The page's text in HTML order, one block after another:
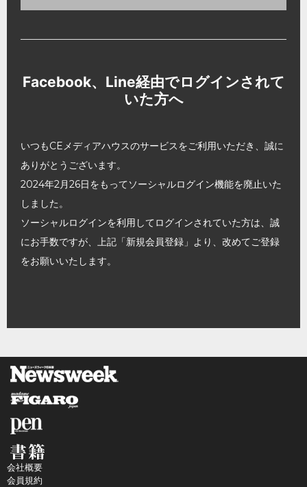
Facebook、Line経由でログインされて
いた方へ
いつもCEメディアハウスのサービスをご利用いただき、誠に
ありがとうございます。
2024年2月26日をもってソーシャルログイン機能を廃止いた
しました。
ソーシャルログインを利用してログインされていた方は、誠
にお手数ですが、上記「新規会員登録」より、改めてご登録
をお願いいたします。
会社概要
会員規約